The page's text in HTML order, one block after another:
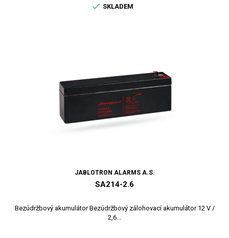
 SKLADEM
JABLOTRON ALARMS A.S.
SA214-2.6
Bezúdržbový akumulátor Bezúdržbový zálohovací akumulátor 12 V /
2,6...